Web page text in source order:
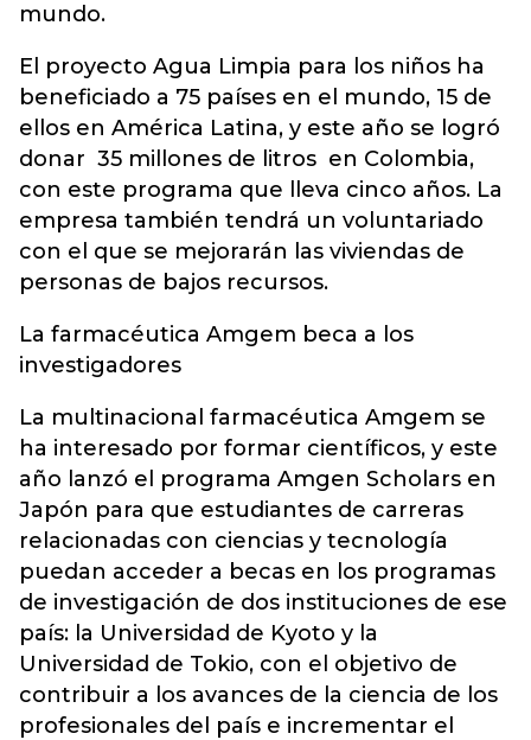
mundo.
El proyecto Agua Limpia para los niños ha
beneficiado a 75 países en el mundo, 15 de
ellos en América Latina, y este año se logró
donar 35 millones de litros en Colombia,
con este programa que lleva cinco años. La
empresa también tendrá un voluntariado
con el que se mejorarán las viviendas de
personas de bajos recursos.
La farmacéutica Amgem beca a los
investigadores
La multinacional farmacéutica Amgem se
ha interesado por formar científicos, y este
año lanzó el programa Amgen Scholars en
Japón para que estudiantes de carreras
relacionadas con ciencias y tecnología
puedan acceder a becas en los programas
de investigación de dos instituciones de ese
país: la Universidad de Kyoto y la
Universidad de Tokio, con el objetivo de
contribuir a los avances de la ciencia de los
profesionales del país e incrementar el